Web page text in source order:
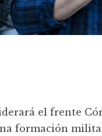
el frente
formación